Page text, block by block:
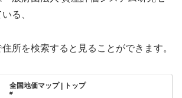
る、
所を検索すると見ることができます。
全国地価マップ | トップ
#